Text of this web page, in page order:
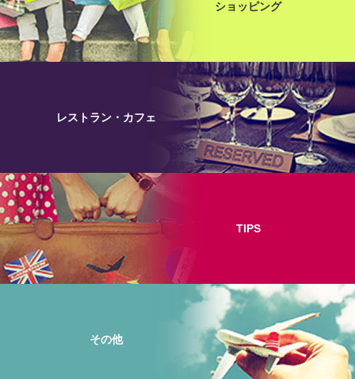
ショッピング
レストラン・カフェ
TIPS
その他